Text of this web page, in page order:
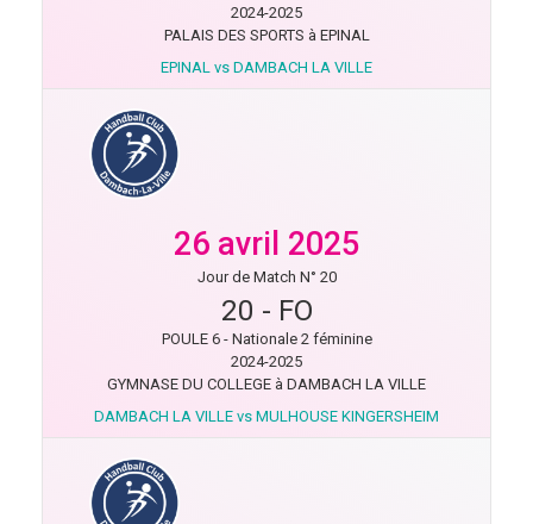
2024-2025
PALAIS DES SPORTS à EPINAL
EPINAL vs DAMBACH LA VILLE
26 avril 2025
Jour de Match N° 20
20 - FO
POULE 6 - Nationale 2 féminine
2024-2025
GYMNASE DU COLLEGE à DAMBACH LA VILLE
DAMBACH LA VILLE vs MULHOUSE KINGERSHEIM